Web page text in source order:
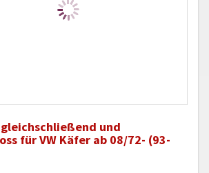
und
für VW Käfer ab 08/72- (93-